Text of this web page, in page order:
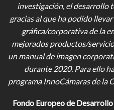
investigación, el desarrollo
gracias al que ha podido
gráfica/corporativa de la
mejorados productos/
un manual de imagen
durante 2020. Para ello
programa InnoCámaras de la
Fondo Europeo de